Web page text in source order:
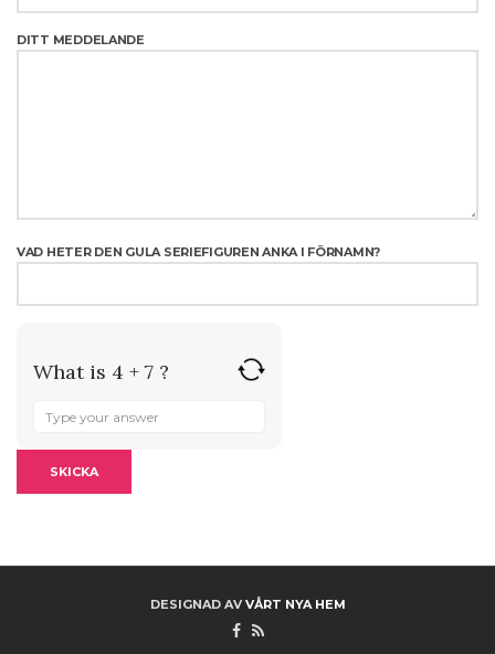
DITT MEDDELANDE
VAD HETER DEN GULA SERIEFIGUREN ANKA I FÖRNAMN?
What is 4 + 7 ?
FOR
DESIGNAD AV VÅRT NYA HEM